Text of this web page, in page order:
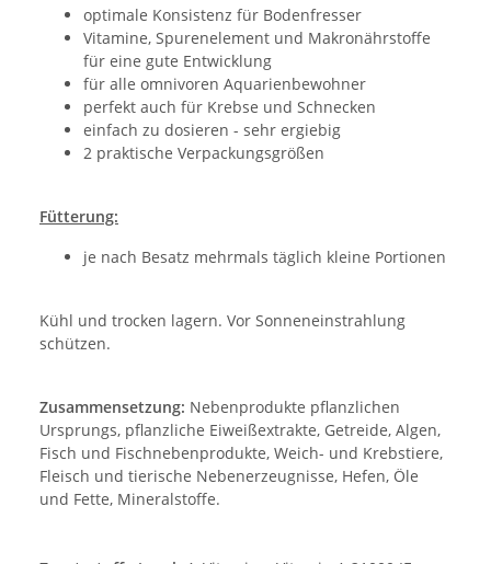
optimale Konsistenz für Bodenfresser
Vitamine, Spurenelement und Makronährstoffe
für eine gute Entwicklung
für alle omnivoren Aquarienbewohner
perfekt auch für Krebse und Schnecken
einfach zu dosieren - sehr ergiebig
2 praktische Verpackungsgrößen
Fütterung:
je nach Besatz mehrmals täglich kleine Portionen
Kühl und trocken lagern. Vor Sonneneinstrahlung
schützen.
Zusammensetzung: Nebenprodukte pflanzlichen
Ursprungs, pflanzliche Eiweißextrakte, Getreide, Algen,
Fisch und Fischnebenprodukte, Weich- und Krebstiere,
Fleisch und tierische Nebenerzeugnisse, Hefen, Öle
und Fette, Mineralstoffe.